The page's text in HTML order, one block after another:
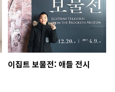
이집트 보물전: 애들 전시